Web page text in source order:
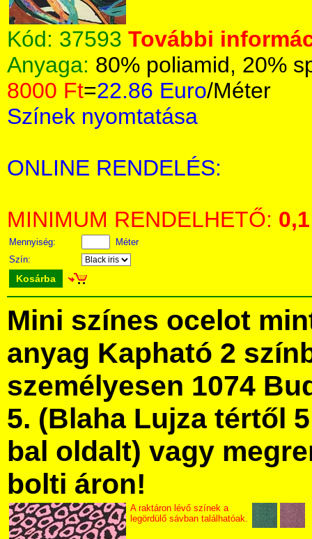
Kód: 37593 További
Anyaga: 80% poliamid, 20%
8000 Ft=22.86 Euro/Méter
Színek nyomtatása
ONLINE RENDELÉS:
MINIMUM RENDELHETŐ: 0,1
Mennyiség:
Méter
Szín:
Kosárba
Mini színes ocelot
anyag Kapható 2
személyesen 1074
5. (Blaha Lujza tértől
bal oldalt) vagy
bolti áron!
A raktáron lévő színek a
legördülő sávban találhatóak.